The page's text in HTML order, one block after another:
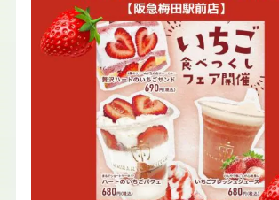
om/meets_sweets/14771/